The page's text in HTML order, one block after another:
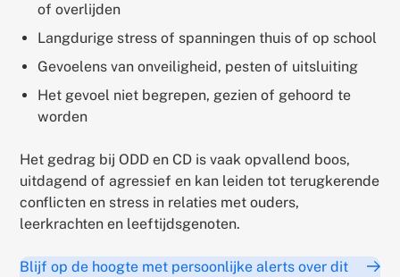
of overlijden
Langdurige stress of spanningen thuis of op school
Gevoelens van onveiligheid, pesten of uitsluiting
Het gevoel niet begrepen, gezien of gehoord te
worden
Het gedrag bij ODD en CD is vaak opvallend boos,
uitdagend of agressief en kan leiden tot terugkerende
conflicten en stress in relaties met ouders,
leerkrachten en leeftijdsgenoten.
Blijf op de hoogte met persoonlijke alerts over dit